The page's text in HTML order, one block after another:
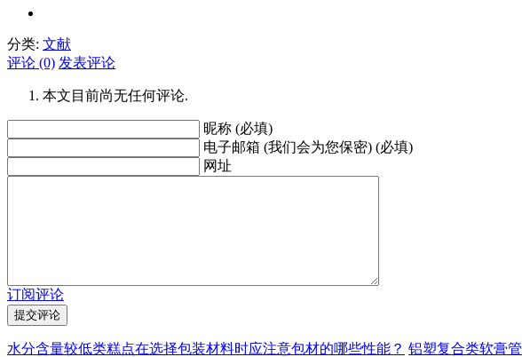
分类: 文献
评论 (0) 发表评论
本文目前尚无任何评论.
昵称 (必填)
电子邮箱 (我们会为您保密) (必填)
网址
订阅评论
水分含量较低类糕点在选择包装材料时应注意包材的哪些性能？ 铝塑复合类软膏